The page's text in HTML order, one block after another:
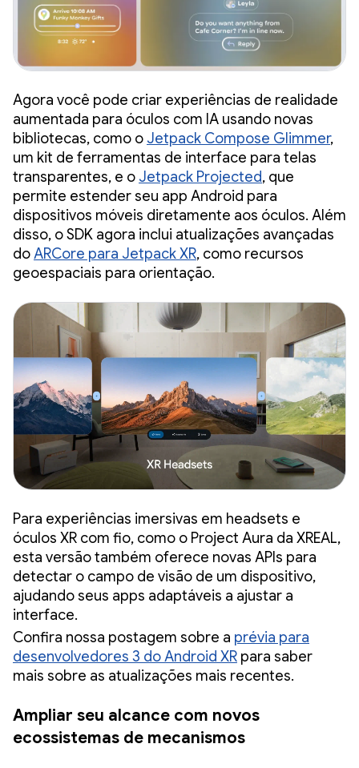
Agora você pode criar experiências de realidade
aumentada para óculos com IA usando novas
bibliotecas, como o Jetpack Compose Glimmer,
um kit de ferramentas de interface para telas
transparentes, e o Jetpack Projected, que
permite estender seu app Android para
dispositivos móveis diretamente aos óculos. Além
disso, o SDK agora inclui atualizações avançadas
doARCore para Jetpack XR, como recursos
geoespaciais para orientação.
Para experiências imersivas em headsets e
óculos XR com fio, como o Project Aura da XREAL,
esta versão também oferece novas APIs para
detectar o campo de visão de um dispositivo,
ajudando seus apps adaptáveis a ajustar a
interface.
Confira nossa postagem sobre a prévia para
desenvolvedores 3 do Android XR para saber
mais sobre as atualizações mais recentes.
Ampliar seu alcance com novos
ecossistemas de mecanismos